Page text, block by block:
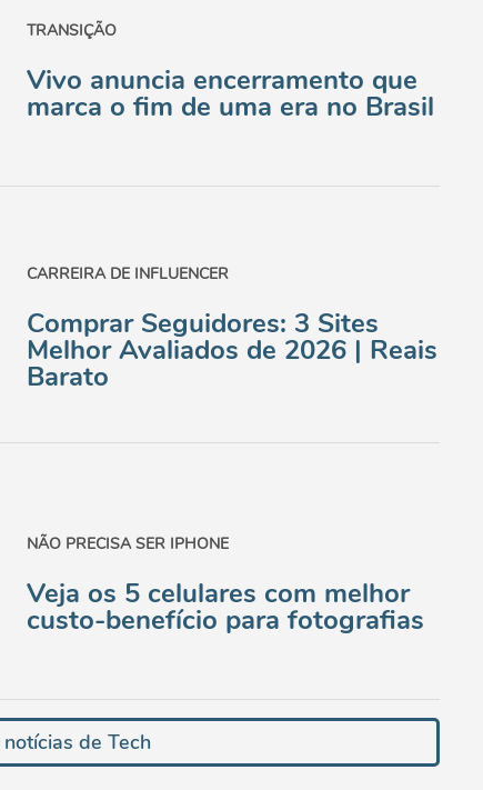
TRANSIÇÃO
Vivo anuncia encerramento que
marca o fim de uma era no Brasil
CARREIRA DE INFLUENCER
Comprar Seguidores: 3 Sites
Melhor Avaliados de 2026 | Reais
Barato
NÃO PRECISA SER IPHONE
Veja os 5 celulares com melhor
custo-benefício para fotografias
de Tech